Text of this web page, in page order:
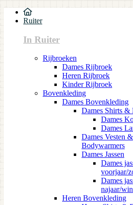
Ruiter
In Ruiter
Rijbroeken
Dames Rijbroek
Heren Rijbroek
Kinder Rijbroek
Bovenkleding
Dames Bovenkleding
Dames Shirts &
Dames
Dames
Dames Vesten &
Bodywarmers
Dames Jassen
Dames
voorjaar/
Dames
najaar/
Heren Bovenkleding